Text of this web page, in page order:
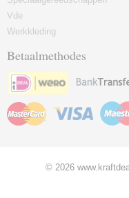
Vde
Werkkleding
Betaalmethodes
© 2026